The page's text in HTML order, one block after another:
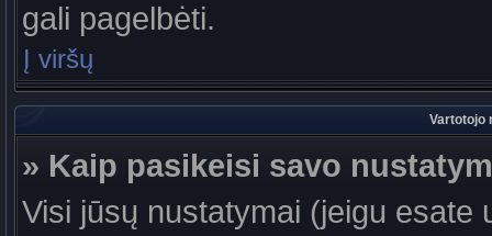
gali pagelbėti.
Į viršų
Vartotojo
» Kaip pasikeisi savo
Visi jūsų nustatymai (jeigu